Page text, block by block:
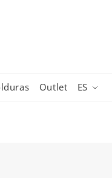
Outlet ES